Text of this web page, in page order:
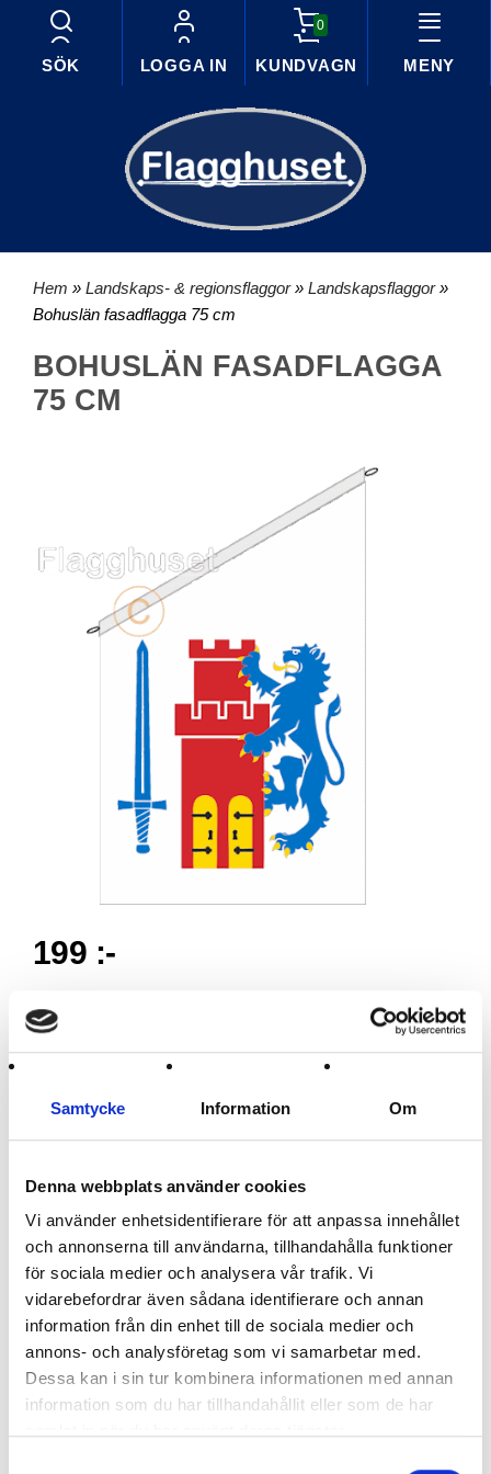
Samtycke Information Om
Denna webbplats använder cookies
Vi använder enhetsidentifierare för att anpassa innehållet
och annonserna till användarna, tillhandahålla funktioner
för sociala medier och analysera vår trafik. Vi
vidarebefordrar även sådana identifierare och annan
information från din enhet till de sociala medier och
annons- och analysföretag som vi samarbetar med.
Dessa kan i sin tur kombinera informationen med annan
information som du har tillhandahållit eller som de har
SÖK LOGGA IN
0
KUNDVAGN MENY
Hem » Landskaps- & regionsflaggor» Landskapsflaggor»
Bohuslän fasadflagga 75 cm
BOHUSLÄN FASADFLAGGA
75 CM
199 :-
Artikelnamn:
Lägg i kundvagnen
Bohusläns landskapsflagga för fasad. Endast flagga.
Du kanske också är intresserad av